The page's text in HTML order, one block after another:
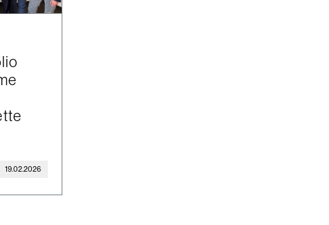
19.02.2026